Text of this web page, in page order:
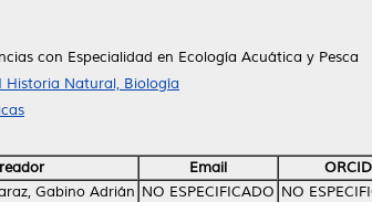
con Especialidad en Ecología Acuática y Pesca
Historia Natural, Biología
Email
ORCID
Gabino Adrián NO ESPECIFICADO NO